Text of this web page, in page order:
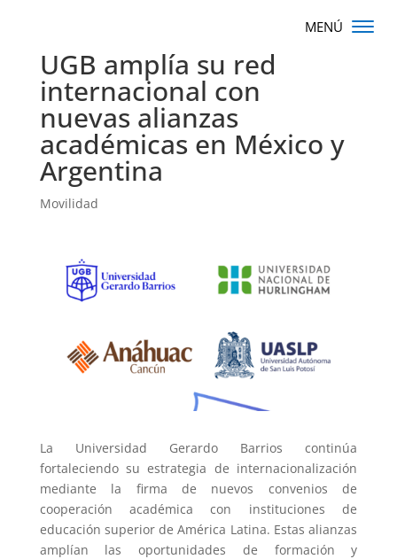
UGB amplía su red
internacional con
nuevas alianzas
académicas en México y
Argentina
Movilidad
La Universidad Gerardo Barrios continúa
fortaleciendo su estrategia de internacionalización
mediante la firma de nuevos convenios de
cooperación académica con instituciones de
educación superior de América Latina. Estas alianzas
amplían las oportunidades de formación y